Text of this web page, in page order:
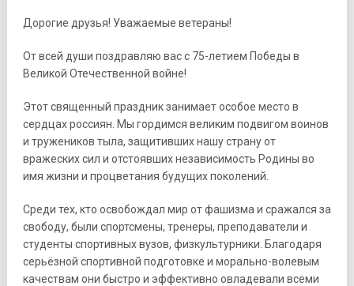
Дорогие друзья! Уважаемые ветераны!
От всей души поздравляю вас с 75-летием Победы в
Великой Отечественной войне!
Этот священный праздник занимает особое место в
сердцах россиян. Мы гордимся великим подвигом воинов
и тружеников тыла, защитивших нашу страну от
вражеских сил и отстоявших независимость Родины во
имя жизни и процветания будущих поколений.
Среди тех, кто освобождал мир от фашизма и сражался за
свободу, были спортсмены, тренеры, преподаватели и
студенты спортивных вузов, физкультурники. Благодаря
серьёзной спортивной подготовке и морально-волевым
качествам они быстро и эффективно овладевали всеми